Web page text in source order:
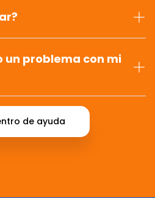
un problema con mi
de ayuda